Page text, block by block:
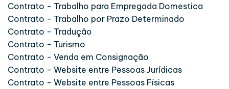
Contrato - Trabalho para Empregada Domestica
Contrato - Trabalho por Prazo Determinado
Contrato - Tradução
Contrato - Turismo
Contrato - Venda em Consignação
Contrato - Website entre Pessoas Jurídicas
Contrato - Website entre Pessoas Físicas